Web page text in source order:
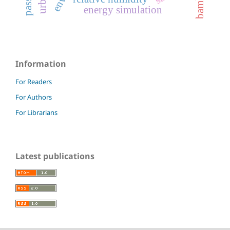
energy simulation
Information
For Readers
For Authors
For Librarians
Latest publications